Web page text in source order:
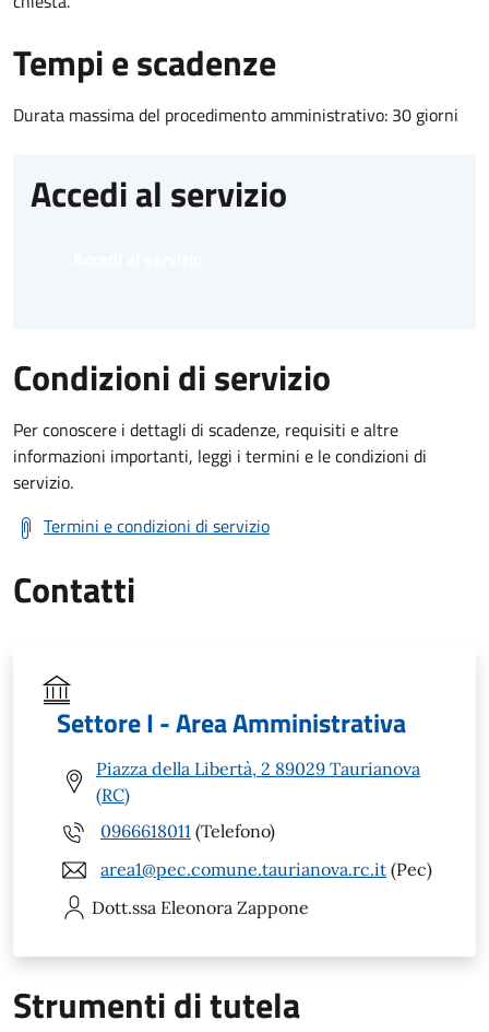
Tempi e scadenze
Durata massima del procedimento amministrativo: 30 giorni
Accedi al servizio
Condizioni di servizio
Per conoscere i dettagli di scadenze, requisiti e altre
informazioni importanti, leggi i termini e le condizioni di
servizio.
Termini e condizioni di servizio
Contatti
Settore I - Area Amministrativa
Piazza della Libertà, 2 89029 Taurianova
(RC)
0966618011 (Telefono)
area1@pec.comune.taurianova.rc.it (Pec)
Dott.ssa Eleonora Zappone
Strumenti di tutela